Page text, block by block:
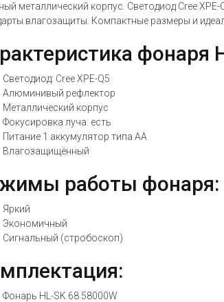
металлический корпус. Светодиод Cree
влагозащиты. Компактные размеры и
фонаря
Светодиод: Cree XPE-Q5
Алюминивый рефлектор
Металлический корпус
Фокусировка луча: есть
Питание 1 аккумулятор типа АA
Влагозащищённый
работы фонаря:
Яркий
Экономичный
Сигнальный (стробоскоп)
Фонарь HL-SK 68 58000W